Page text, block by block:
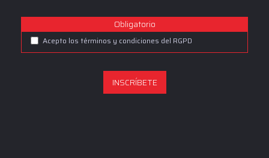
Obligatorio
Acepto los términos y condiciones del RGPD